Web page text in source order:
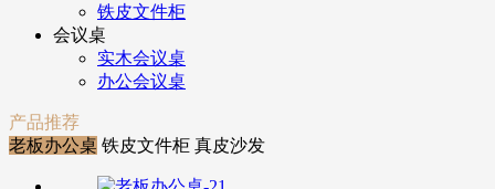
铁皮文件柜
会议桌
实木会议桌
办公会议桌
产品推荐
老板办公桌 铁皮文件柜 真皮沙发